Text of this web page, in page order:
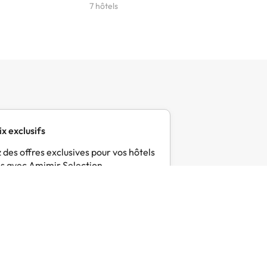
7 hôtels
exclusifs
des offres exclusives pour vos hôtels
avec Amimir Selection.